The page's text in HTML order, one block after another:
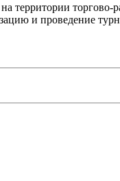
торгово-
и проведение